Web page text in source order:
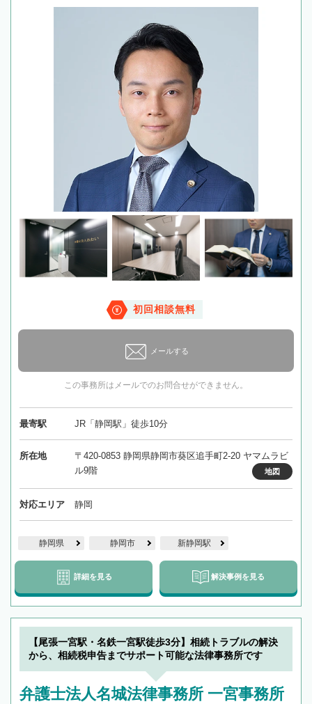
初回相談無料
メールする
この事務所はメールでのお問合せができません。
最寄駅 JR「静岡駅」徒歩10分
所在地
〒420-0853 静岡県静岡市葵区追手町2-20 ヤマムラビ
ル9階
地図
対応エリア 静岡
静岡県 静岡市 新静岡駅
詳細を見る 解決事例を見る
【尾張一宮駅・名鉄一宮駅徒歩3分】相続トラブルの解決
から、相続税申告までサポート可能な法律事務所です
弁護士法人名城法律事務所 一宮事務所